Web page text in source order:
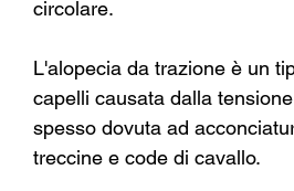
circolare.
L'alopecia da trazione è un
capelli causata dalla
spesso dovuta ad
treccine e code di cavallo.